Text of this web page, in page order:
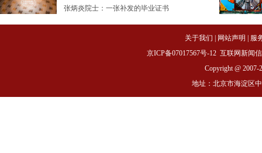
张炳炎院士：一张补发的毕业证书
关于我们 网站声明
服
京ICP备07017567号-12 互联网新闻
Copyright @ 2007-
地址：北京市海淀区